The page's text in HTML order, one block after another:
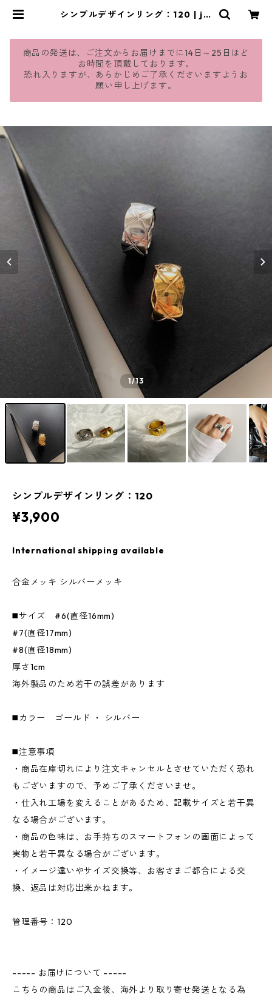
シンプルデザインリング：120 | jm
商品の発送は、ご注文からお届けまでに14日～25日ほど
お時間を頂戴しております。
恐れ入りますが、あらかじめご了承くださいますようお
願い申し上げます。
1/13
シンプルデザインリング：120
¥3,900
International shipping available
合金メッキ シルバーメッキ
◼️サイズ #6(直径16mm)
#7(直径17mm)
#8(直径18mm)
厚さ1cm
海外製品のため若干の誤差があります
◼️カラー ゴールド ・ シルバー
◼️注意事項
・商品在庫切れにより注文キャンセルとさせていただく恐れ
もございますので、予めご了承くださいませ。
・仕入れ工場を変えることがあるため、記載サイズと若干異
なる場合がございます。
・商品の色味は、お手持ちのスマートフォンの画面によって
実物と若干異なる場合がございます。
・イメージ違いやサイズ交換等、お客さまご都合による交
換、返品は対応出来かねます。
管理番号：120
----- お届けについて -----
こちらの商品はご入金後、海外より取り寄せ発送となる為